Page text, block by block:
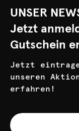
UNSER
Jetzt
Gutschein
Jetzt
unseren
erfahren!